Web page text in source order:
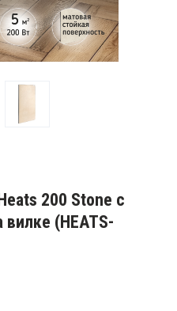
200 Stone с
вилке (HEATS-